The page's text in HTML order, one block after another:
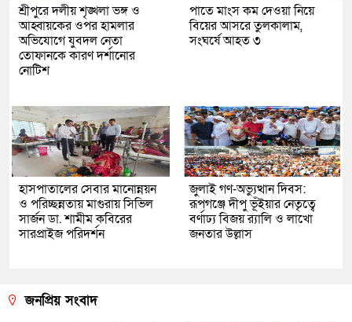
শ্রীপুরে দলীয় শৃঙ্খলা ভঙ্গ ও
আহ্বায়কের ওপর হামলার
অভিযোগে যুবদল নেতা
তোফানকে কারণ দর্শানোর
নোটিশ
পাতে মাংস কম দেওয়া নিয়ে
বিয়ের আসরে তুলকালাম,
সংঘর্ষে আহত ৩
হাসপাতালের সেবার মানোন্নয়ন
ও পরিচ্ছন্নতায় মাগুরায় সিভিল
সার্জন ডা. শামীম কবিরের
সারপ্রাইজ পরিদর্শন
জুলাই গণ-অভ্যুত্থান দিবস:
রূপগঞ্জে দীপু ভূঁইয়ার নেতৃত্বে
বর্ণাঢ্য বিজয় র‌্যালি ও লাখো
জনতার উল্লাস
জনপ্রিয় সংবাদ